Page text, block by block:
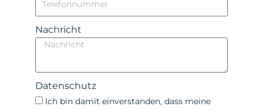
Nachricht
Datenschutz
Ich bin damit einverstanden, dass meine